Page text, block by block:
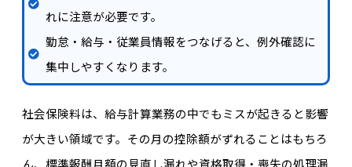
れに注意が必要です。
勤怠・給与・従業員情報をつなげると、例外確認に
集中しやすくなります。
社会保険料は、給与計算業務の中でもミスが起きると影響
が大きい領域です。 その月の控除額がずれることはもちろ
ん、標準報酬月額の見直し漏れや資格取得・喪失の処理漏